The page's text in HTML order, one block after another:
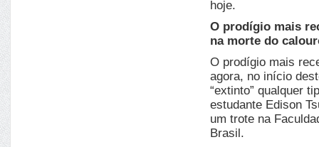
hoje.
O prodígio mais
na morte do
O prodígio mais
agora, no início
“extinto” qualquer
estudante Edison
um trote na
Brasil.